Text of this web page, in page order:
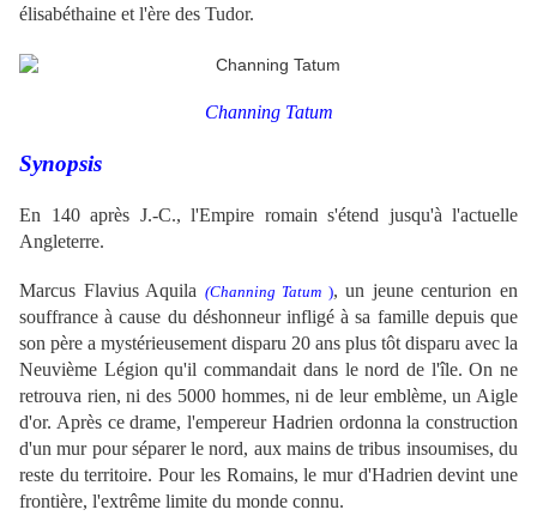
élisabéthaine et l'ère des Tudor.
Channing Tatum
Synopsis
En 140 après J.-C., l'Empire romain s'étend jusqu'à l'actuelle
Angleterre.
Marcus Flavius Aquila (Channing Tatum ), un jeune centurion en
souffrance à cause du déshonneur infligé à sa famille depuis que
son père a mystérieusement disparu 20 ans plus tôt disparu avec la
Neuvième Légion qu'il commandait dans le nord de l'île. On ne
retrouva rien, ni des 5000 hommes, ni de leur emblème, un Aigle
d'or. Après ce drame, l'empereur Hadrien ordonna la construction
d'un mur pour séparer le nord, aux mains de tribus insoumises, du
reste du territoire. Pour les Romains, le mur d'Hadrien devint une
frontière, l'extrême limite du monde connu.